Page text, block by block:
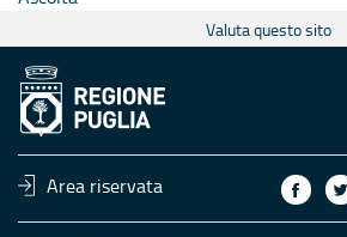
Valuta questo sito
Area riservata